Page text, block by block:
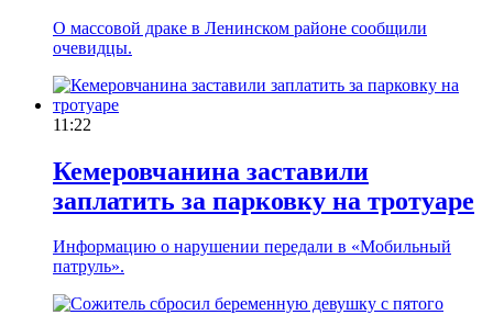
О массовой драке в Ленинском районе сообщили
очевидцы.
11:22
Кемеровчанина заставили
заплатить за парковку на тротуаре
Информацию о нарушении передали в «Мобильный
патруль».